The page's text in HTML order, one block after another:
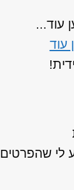
עוד...
עוד
שמסרתי